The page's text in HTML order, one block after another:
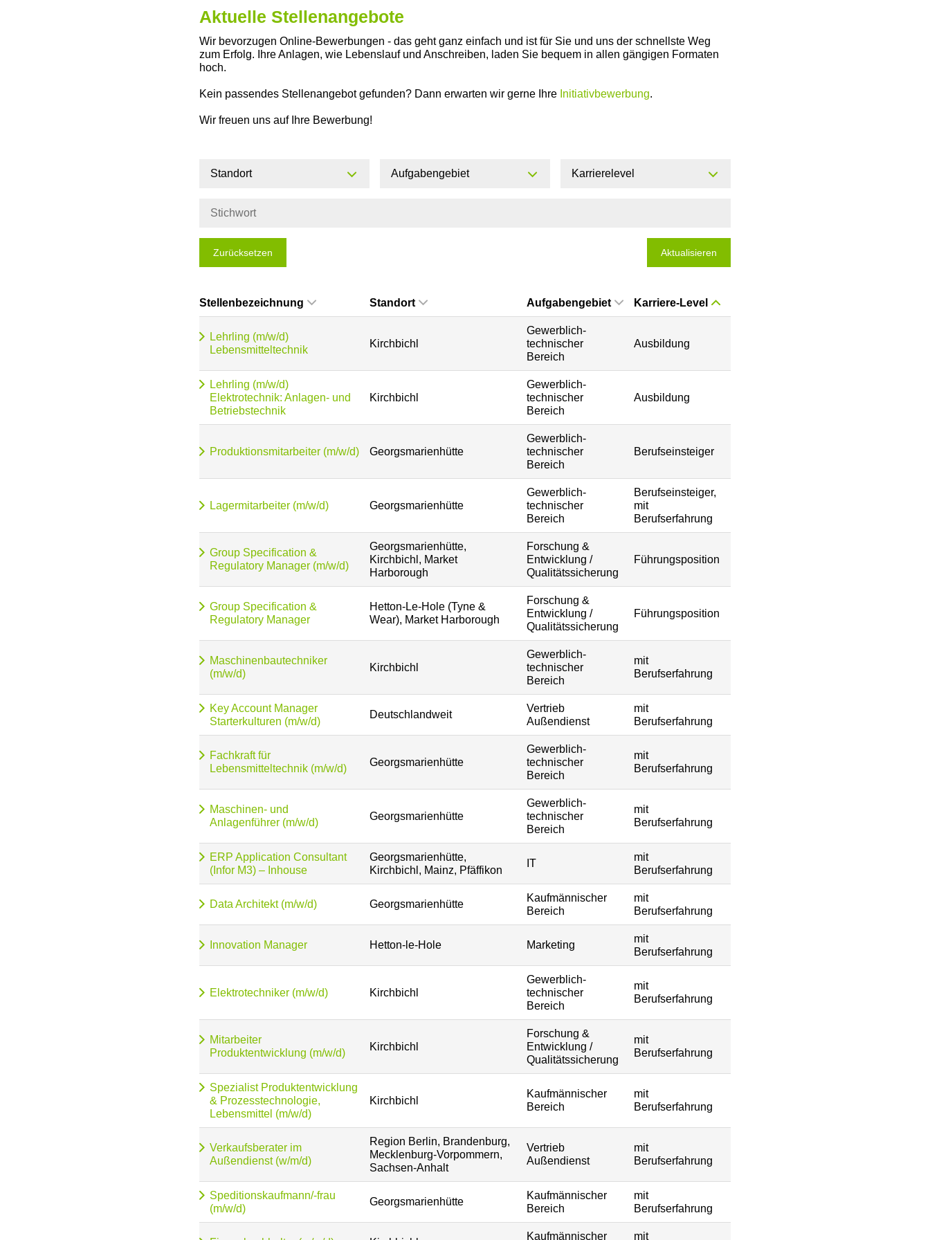
Aktuelle Stellenangebote
Wir bevorzugen Online-Bewerbungen - das geht ganz einfach und ist für Sie und uns der schnellste Weg
zum Erfolg. Ihre Anlagen, wie Lebenslauf und Anschreiben, laden Sie bequem in allen gängigen Formaten
hoch.
Kein passendes Stellenangebot gefunden? Dann erwarten wir gerne Ihre Initiativbewerbung.
Wir freuen uns auf Ihre Bewerbung!
Standort Aufgabengebiet Karrierelevel
Zurücksetzen Aktualisieren
Stellenbezeichnung Standort Aufgabengebiet Karriere-Level
Lehrling (m/w/d)
Lebensmitteltechnik
Kirchbichl
Gewerblich-
technischer
Bereich
Ausbildung
Lehrling (m/w/d)
Elektrotechnik: Anlagen- und
Betriebstechnik
Kirchbichl
Gewerblich-
technischer
Bereich
Ausbildung
Produktionsmitarbeiter (m/w/d) Georgsmarienhütte
Gewerblich-
technischer
Bereich
Berufseinsteiger
Lagermitarbeiter (m/w/d) Georgsmarienhütte
Gewerblich-
technischer
Bereich
Berufseinsteiger,
mit
Berufserfahrung
Group Specification &
Regulatory Manager (m/w/d)
Georgsmarienhütte,
Kirchbichl, Market
Harborough
Forschung &
Entwicklung /
Qualitätssicherung
Führungsposition
Group Specification &
Regulatory Manager
Hetton-Le-Hole (Tyne &
Wear), Market Harborough
Forschung &
Entwicklung /
Qualitätssicherung
Führungsposition
Maschinenbautechniker
(m/w/d)
Kirchbichl
Gewerblich-
technischer
Bereich
mit
Berufserfahrung
Key Account Manager
Starterkulturen (m/w/d)
Deutschlandweit
Vertrieb
Außendienst
mit
Berufserfahrung
Fachkraft für
Lebensmitteltechnik (m/w/d)
Georgsmarienhütte
Gewerblich-
technischer
Bereich
mit
Berufserfahrung
Maschinen- und
Anlagenführer (m/w/d)
Georgsmarienhütte
Gewerblich-
technischer
Bereich
mit
Berufserfahrung
ERP Application Consultant
(Infor M3) – Inhouse
Georgsmarienhütte,
Kirchbichl, Mainz, Pfäffikon
IT
mit
Berufserfahrung
Data Architekt (m/w/d) Georgsmarienhütte
Kaufmännischer
Bereich
mit
Berufserfahrung
Innovation Manager Hetton-le-Hole Marketing
mit
Berufserfahrung
Elektrotechniker (m/w/d) Kirchbichl
Gewerblich-
technischer
Bereich
mit
Berufserfahrung
Mitarbeiter
Produktentwicklung (m/w/d)
Kirchbichl
Forschung &
Entwicklung /
Qualitätssicherung
mit
Berufserfahrung
Spezialist Produktentwicklung
& Prozesstechnologie,
Lebensmittel (m/w/d)
Kirchbichl
Kaufmännischer
Bereich
mit
Berufserfahrung
Verkaufsberater im
Außendienst (w/m/d)
Region Berlin, Brandenburg,
Mecklenburg-Vorpommern,
Sachsen-Anhalt
Vertrieb
Außendienst
mit
Berufserfahrung
Speditionskaufmann/-frau
(m/w/d)
Georgsmarienhütte
Kaufmännischer
Bereich
mit
Berufserfahrung
Kaufmännischer mit